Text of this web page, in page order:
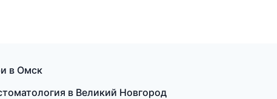
в Омск
в Великий Новгород